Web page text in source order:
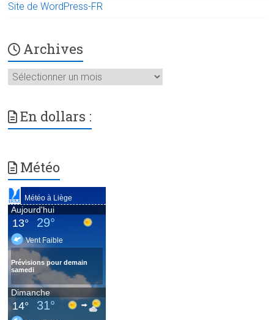
Site de WordPress-FR
Archives
Archives
En dollars :
Météo